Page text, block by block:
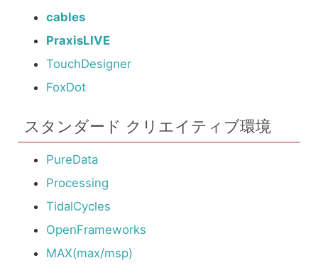
cables
PraxisLIVE
TouchDesigner
FoxDot
スタンダード クリエイティブ環境
PureData
Processing
TidalCycles
OpenFrameworks
MAX(max/msp)